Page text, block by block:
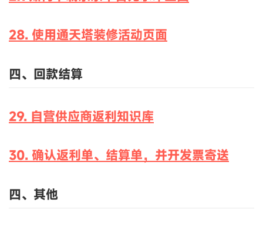
28. 使用通天塔装修活动页面
四、回款结算
29. 自营供应商返利知识库
30. 确认返利单、结算单，并开发票寄送
四、其他